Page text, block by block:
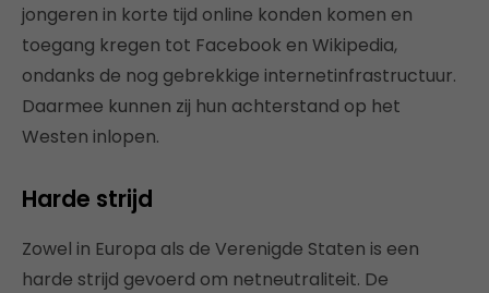
jongeren in korte tijd online konden komen en
toegang kregen tot Facebook en Wikipedia,
ondanks de nog gebrekkige internetinfrastructuur.
Daarmee kunnen zij hun achterstand op het
Westen inlopen.
Harde strijd
Zowel in Europa als de Verenigde Staten is een
harde strijd gevoerd om netneutraliteit. De